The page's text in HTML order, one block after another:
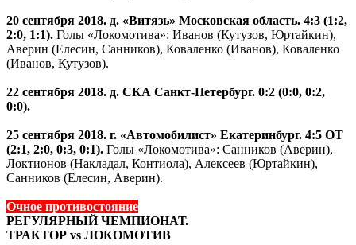
20 сентября 2018. д. «Витязь» Московская область. 4:3 (1:2,
2:0, 1:1). Голы «Локомотива»: Иванов (Кутузов, Юртайкин),
Аверин (Елесин, Санников), Коваленко (Иванов), Коваленко
(Иванов, Кутузов).
22 сентября 2018. д. СКА Санкт-Петербург. 0:2 (0:0, 0:2,
0:0).
25 сентября 2018. г. «Автомобилист» Екатеринбург. 4:5 ОТ
(2:1, 2:0, 0:3, 0:1). Голы «Локомотива»: Санников (Аверин),
Локтионов (Накладал, Контиола), Алексеев (Юртайкин),
Санников (Елесин, Аверин).
Очное противостояние
РЕГУЛЯРНЫЙ ЧЕМПИОНАТ.
ТРАКТОР vs ЛОКОМОТИВ